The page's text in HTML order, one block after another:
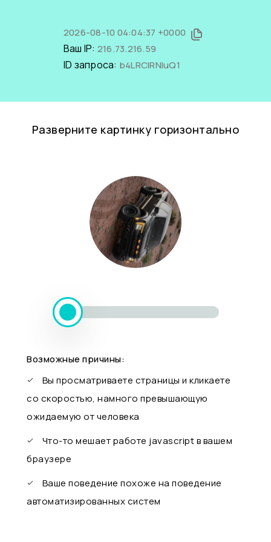
2026-08-10 04:04:37 +0000
Ваш IP: 216.73.216.59
ID запроса: b4LRCIRNluQ1
Разверните картинку горизонтально
Возможные причины:
Вы просматриваете страницы и кликаете
со скоростью, намного превышающую
ожидаемую от человека
Что-то мешает работе javascript в вашем
браузере
Ваше поведение похоже на поведение
автоматизированных систем